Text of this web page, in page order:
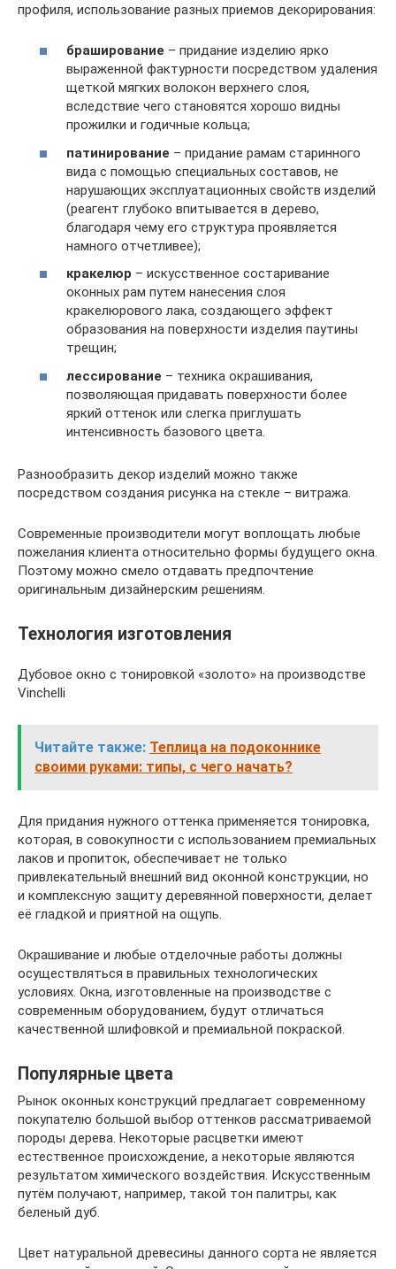
профиля, использование разных приемов декорирования:
браширование – придание изделию ярко
выраженной фактурности посредством удаления
щеткой мягких волокон верхнего слоя,
вследствие чего становятся хорошо видны
прожилки и годичные кольца;
патинирование – придание рамам старинного
вида с помощью специальных составов, не
нарушающих эксплуатационных свойств изделий
(реагент глубоко впитывается в дерево,
благодаря чему его структура проявляется
намного отчетливее);
кракелюр – искусственное состаривание
оконных рам путем нанесения слоя
кракелюрового лака, создающего эффект
образования на поверхности изделия паутины
трещин;
лессирование – техника окрашивания,
позволяющая придавать поверхности более
яркий оттенок или слегка приглушать
интенсивность базового цвета.
Разнообразить декор изделий можно также
посредством создания рисунка на стекле – витража.
Современные производители могут воплощать любые
пожелания клиента относительно формы будущего окна.
Поэтому можно смело отдавать предпочтение
оригинальным дизайнерским решениям.
Технология изготовления
Дубовое окно с тонировкой «золото» на производстве
Vinchelli
Читайте также: Теплица на подоконнике
своими руками: типы, с чего начать?
Для придания нужного оттенка применяется тонировка,
которая, в совокупности с использованием премиальных
лаков и пропиток, обеспечивает не только
привлекательный внешний вид оконной конструкции, но
и комплексную защиту деревянной поверхности, делает
её гладкой и приятной на ощупь.
Окрашивание и любые отделочные работы должны
осуществляться в правильных технологических
условиях. Окна, изготовленные на производстве с
современным оборудованием, будут отличаться
качественной шлифовкой и премиальной покраской.
Популярные цвета
Рынок оконных конструкций предлагает современному
покупателю большой выбор оттенков рассматриваемой
породы дерева. Некоторые расцветки имеют
естественное происхождение, а некоторые являются
результатом химического воздействия. Искусственным
путём получают, например, такой тон палитры, как
беленый дуб.
Цвет натуральной древесины данного сорта не является